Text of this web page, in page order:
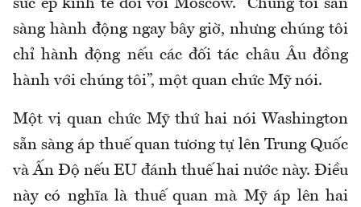
sức ép kinh tế đối với Moscow. “Chúng tôi sẵn
sàng hành động ngay bây giờ, nhưng chúng tôi
chỉ hành động nếu các đối tác châu Âu đồng
hành với chúng tôi”, một quan chức Mỹ nói.
Một vị quan chức Mỹ thứ hai nói Washington
sẵn sàng áp thuế quan tương tự lên Trung Quốc
và Ấn Độ nếu EU đánh thuế hai nước này. Điều
này có nghĩa là thuế quan mà Mỹ áp lên hai